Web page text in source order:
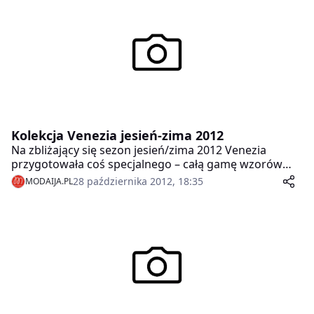
Kolekcja Venezia jesień-zima 2012
Na zbliżający się sezon jesień/zima 2012 Venezia
przygotowała coś specjalnego – całą gamę wzorów
utrzymanych w modnej, jesiennej stylistyce,
doprawionych zaskakującymi i przełamującymi
MODAIJA.PL28 października 2012, 18:35